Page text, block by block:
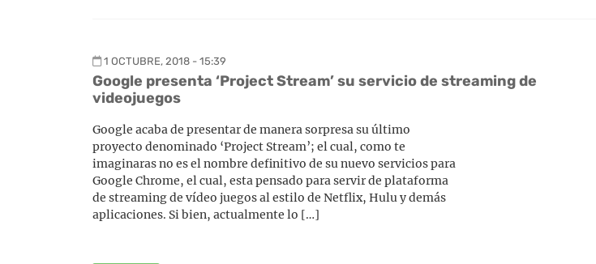
1 OCTUBRE, 2018 - 15:39
Google presenta ‘Project Stream’ su servicio de streaming de
videojuegos
Google acaba de presentar de manera sorpresa su último
proyecto denominado ‘Project Stream’; el cual, como te
imaginaras no es el nombre definitivo de su nuevo servicios para
Google Chrome, el cual, esta pensado para servir de plataforma
de streaming de vídeo juegos al estilo de Netflix, Hulu y demás
aplicaciones. Si bien, actualmente lo […]